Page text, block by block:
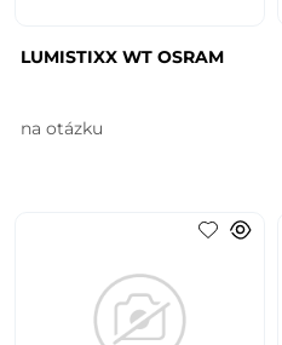
LUMISTIXX WT OSRAM
na otázku